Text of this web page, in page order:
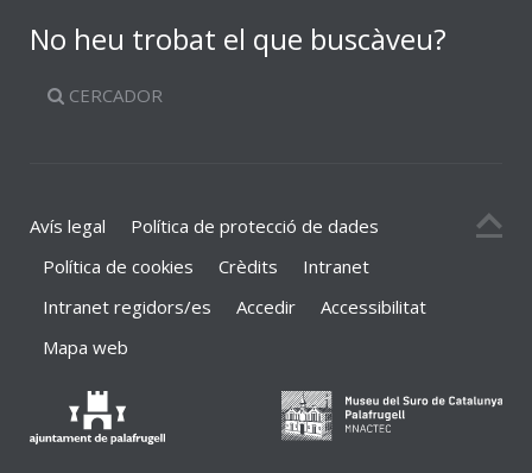
No heu trobat el que buscàveu?
CERCADOR
Avís legal
Política de protecció de dades
Política de cookies
Crèdits
Intranet
Intranet regidors/es
Accedir
Accessibilitat
Mapa web